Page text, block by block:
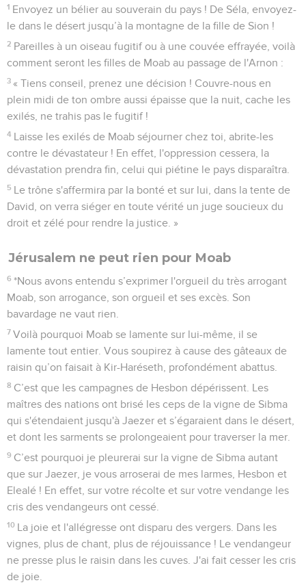
1 Envoyez un bélier au souverain du pays ! De Séla, envoyez-
le dans le désert jusqu’à la montagne de la fille de Sion !
2 Pareilles à un oiseau fugitif ou à une couvée effrayée, voilà
comment seront les filles de Moab au passage de l'Arnon :
3 « Tiens conseil, prenez une décision ! Couvre-nous en
plein midi de ton ombre aussi épaisse que la nuit, cache les
exilés, ne trahis pas le fugitif !
4 Laisse les exilés de Moab séjourner chez toi, abrite-les
contre le dévastateur ! En effet, l'oppression cessera, la
dévastation prendra fin, celui qui piétine le pays disparaîtra.
5 Le trône s'affermira par la bonté et sur lui, dans la tente de
David, on verra siéger en toute vérité un juge soucieux du
droit et zélé pour rendre la justice. »
Jérusalem ne peut rien pour Moab
6 *Nous avons entendu s’exprimer l'orgueil du très arrogant
Moab, son arrogance, son orgueil et ses excès. Son
bavardage ne vaut rien.
7 Voilà pourquoi Moab se lamente sur lui-même, il se
lamente tout entier. Vous soupirez à cause des gâteaux de
raisin qu’on faisait à Kir-Haréseth, profondément abattus.
8 C’est que les campagnes de Hesbon dépérissent. Les
maîtres des nations ont brisé les ceps de la vigne de Sibma
qui s'étendaient jusqu'à Jaezer et s’égaraient dans le désert,
et dont les sarments se prolongeaient pour traverser la mer.
9 C’est pourquoi je pleurerai sur la vigne de Sibma autant
que sur Jaezer, je vous arroserai de mes larmes, Hesbon et
Elealé ! En effet, sur votre récolte et sur votre vendange les
cris des vendangeurs ont cessé.
10 La joie et l'allégresse ont disparu des vergers. Dans les
vignes, plus de chant, plus de réjouissance ! Le vendangeur
ne presse plus le raisin dans les cuves. J'ai fait cesser les cris
de joie.